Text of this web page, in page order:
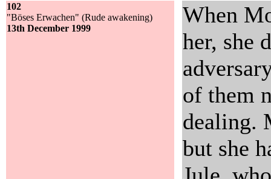
102
"Böses Erwachen" (Rude awakening)
13th December 1999
When
her, she
of them
dealing.
but she